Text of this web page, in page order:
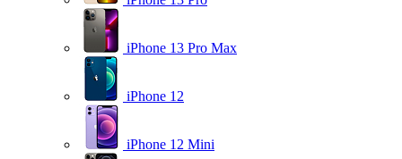
iPhone 13 Pro Max
iPhone 12
iPhone 12 Mini